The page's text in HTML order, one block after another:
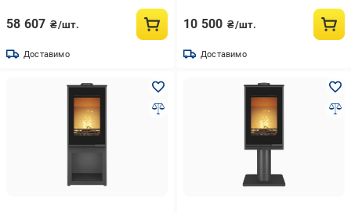
58 607 ₴/шт.
Доставимо
10 500 ₴/шт.
Доставимо